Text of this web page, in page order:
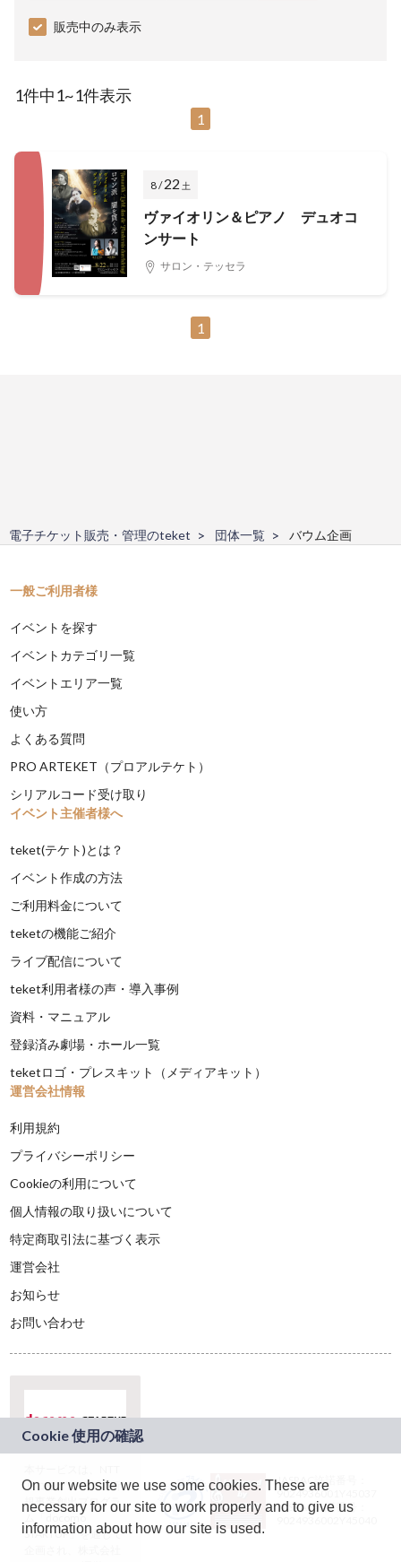
販売中のみ表示
1件中1~1件表示
1
8 /22 土
ヴァイオリン＆ピアノ デュオコ
ンサート
サロン・テッセラ
1
電子チケット販売・管理のteket 団体一覧 バウム企画
一般ご利用者様
イベントを探す
イベントカテゴリ一覧
イベントエリア一覧
使い方
よくある質問
PRO ARTEKET（プロアルテケト）
シリアルコード受け取り
イベント主催者様へ
teket(テケト)とは？
イベント作成の方法
ご利用料金について
teketの機能ご紹介
ライブ配信について
teket利用者様の声・導入事例
資料・マニュアル
登録済み劇場・ホール一覧
teketロゴ・プレスキット（メディアキット）
運営会社情報
利用規約
プライバシーポリシー
Cookieの利用について
個人情報の取り扱いについて
特定商取引法に基づく表示
運営会社
お知らせ
お問い合わせ
ドコモグループの新
規事業創出プログラ
ム「docomo
STARTUP」を通じて
JASRAC許諾番号：
9024936001Y45037
JASRAC許諾番号：
On our website we use some cookies. These are
necessary for our site to work properly and to give us
information about how our site is used.